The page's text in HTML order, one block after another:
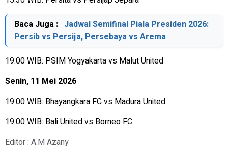
Baca Juga : Jadwal Semifinal Piala Presiden 2026:
Persib vs Persija, Persebaya vs Arema
19.00 WIB: PSIM Yogyakarta vs Malut United
Senin, 11 Mei 2026
19.00 WIB: Bhayangkara FC vs Madura United
19.00 WIB: Bali United vs Borneo FC
Editor : A.M Azany